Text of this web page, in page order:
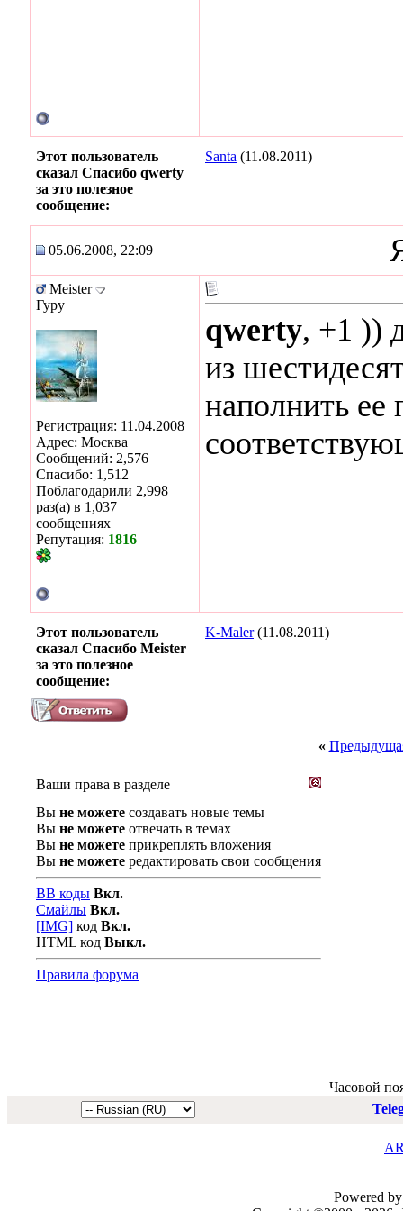
Этот пользователь
сказал Спасибо qwerty
за это полезное
сообщение:
Santa (11.08.2011)
05.06.2008, 22:09
Meister
Гуру
Регистрация: 11.04.2008
Адрес: Москва
Сообщений: 2,576
Спасибо: 1,512
Поблагодарили 2,998
раз(а) в 1,037
сообщениях
Репутация: 1816
qwerty, +1 ))
из
наполнить ее
Этот пользователь
сказал Спасибо Meister
за это полезное
сообщение:
K-Maler(11.08.2011)
«
Ваши права в разделе
Вы не можете создавать новые темы
Вы не можете отвечать в темах
Вы не можете прикреплять вложения
Вы не можете редактировать свои сообщения
BB коды Вкл.
Смайлы Вкл.
[IMG] код Вкл.
HTML код Выкл.
Правила форума
Часовой
Powered